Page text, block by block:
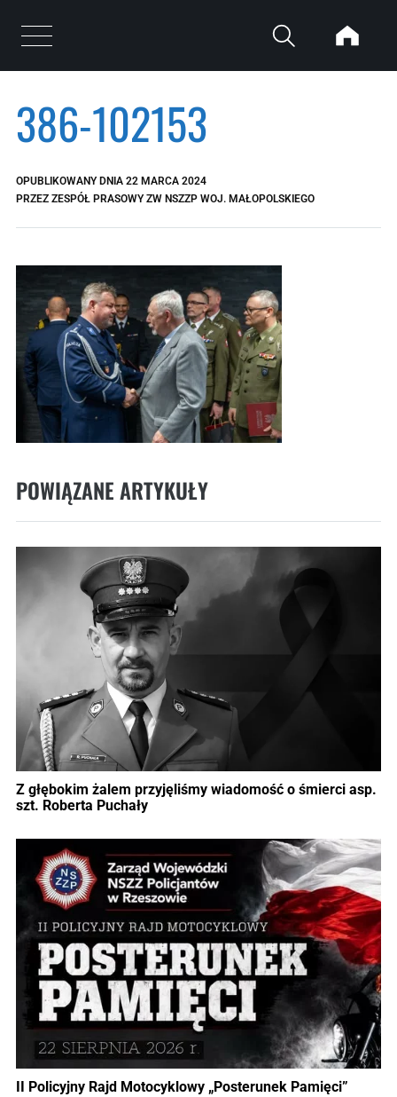
Otwórz menu
386-102153
OPUBLIKOWANY DNIA 22 MARCA 2024
PRZEZ ZESPÓŁ PRASOWY ZW NSZZP WOJ. MAŁOPOLSKIEGO
POWIĄZANE ARTYKUŁY
Z głębokim żalem przyjęliśmy wiadomość o śmierci asp.
szt. Roberta Puchały
II Policyjny Rajd Motocyklowy „Posterunek Pamięci”